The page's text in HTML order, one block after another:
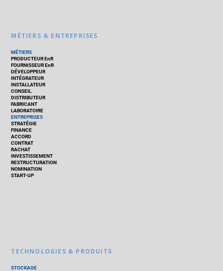
MÉTIERS & ENTREPRISES
MÉTIERS
PRODUCTEUR EnR
FOURNISSEUR EnR
DÉVELOPPEUR
INTÉGRATEUR
INSTALLATEUR
CONSEIL
DISTRIBUTEUR
FABRICANT
LABORATOIRE
ENTREPRISES
STRATÉGIE
FINANCE
ACCORD
CONTRAT
RACHAT
INVESTISSEMENT
RESTRUCTURATION
NOMINATION
START-UP
TECHNOLOGIES & PRODUITS
STOCKAGE